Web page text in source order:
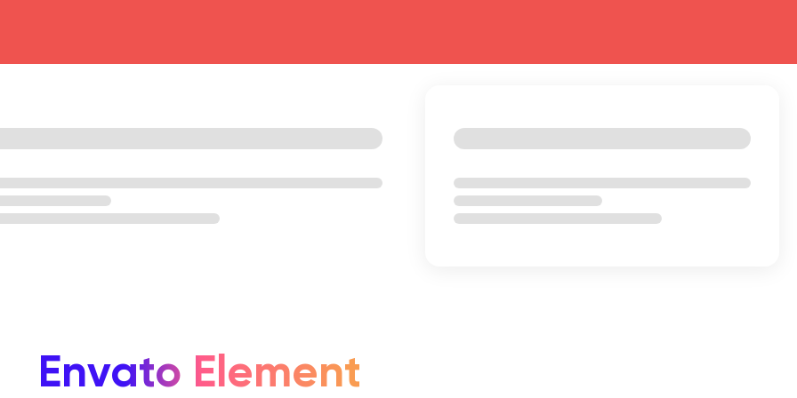
Envato Element